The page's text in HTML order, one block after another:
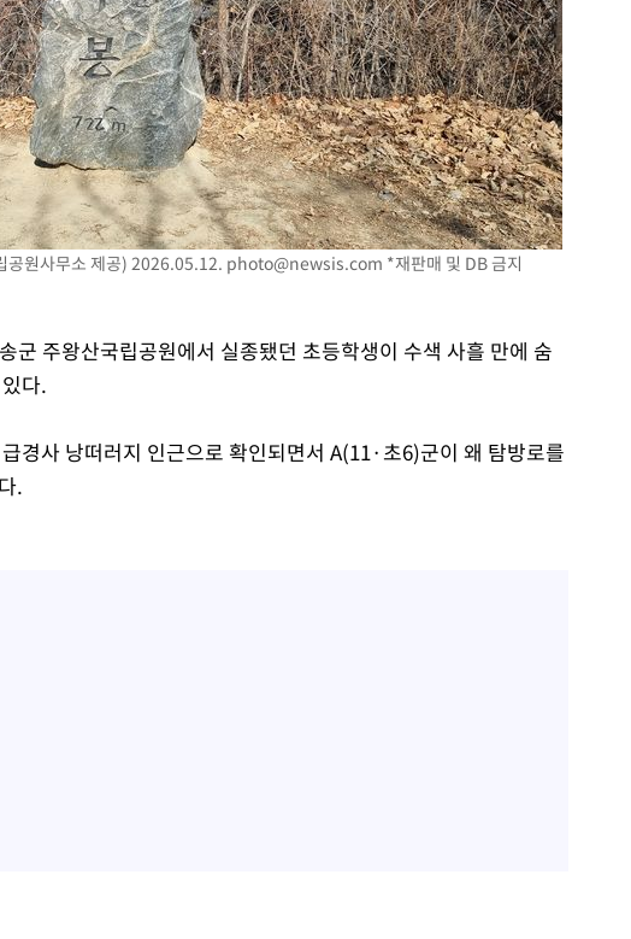
수사 재개"
축구협회
대 공대 교수…이
수 징계 절차 개시
역총액 25.3%↑
년
속기소
사망
공원사무소 제공) 2026.05.12. photo@newsis.com *재판매 및 DB 금지
군 주왕산국립공원에서 실종됐던 초등학생이 수색 사흘 만에 숨
다.
경사 낭떠러지 인근으로 확인되면서 A(11·초6)군이 왜 탐방로를
.